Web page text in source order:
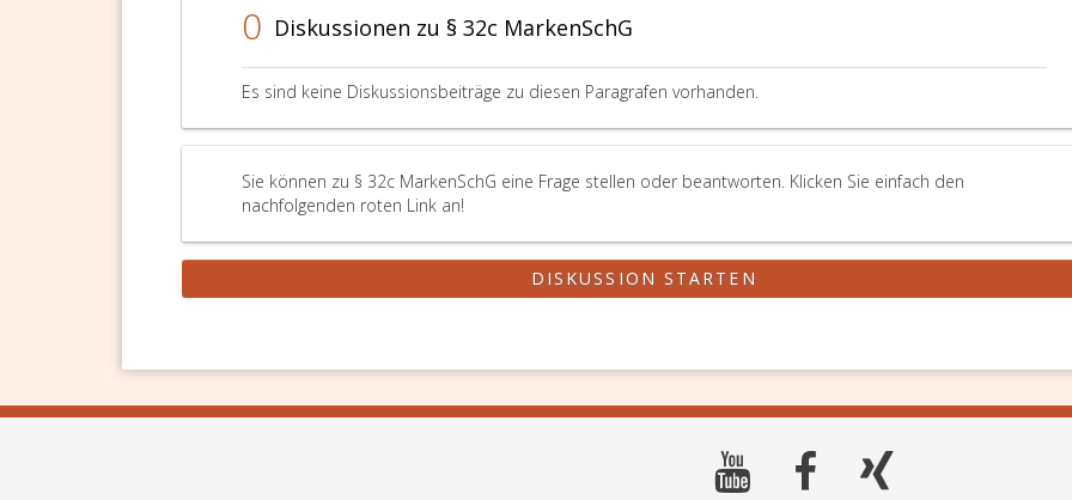
0 Diskussionen zu § 32c MarkenSchG
Es sind keine Diskussionsbeiträge zu diesen Paragrafen vorhanden.
Sie können zu § 32c MarkenSchG eine Frage stellen oder beantworten. Klicken Sie einfach den
nachfolgenden roten Link an!
DISKUSSION STARTEN